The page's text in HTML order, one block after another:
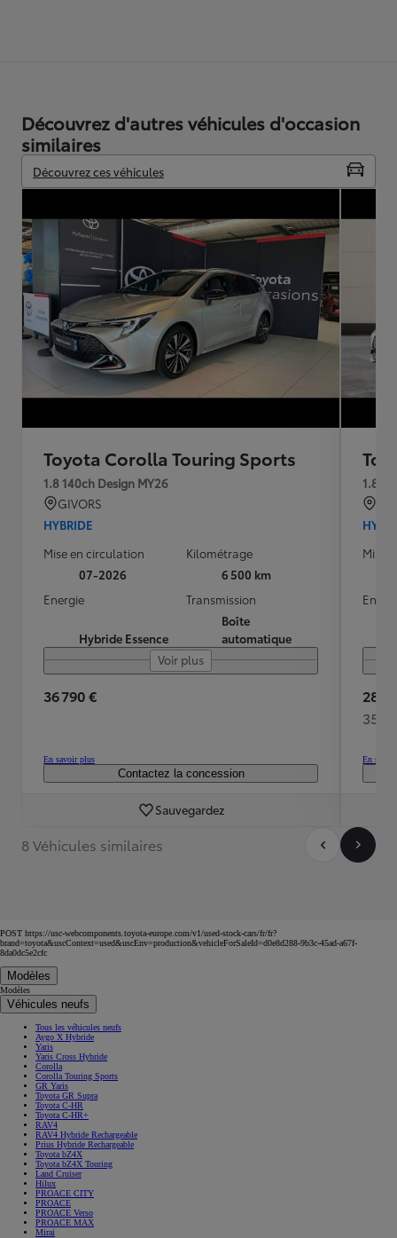
Découvrez d'autres véhicules d'occasion
similaires
Découvrez ces véhicules
Toyota Corolla Touring Sports
1.8 140ch Design MY26
GIVORS
HYBRIDE
Mise en circulation
07-2026
Kilométrage
6 500 km
Energie
Hybride Essence
Transmission
Boîte
automatique
Voir plus
36 790 €
En savoir plus
Contactez la concession
Sauvegardez
1.8
Mise
28
350
En
8 Véhicules similaires
POST https://usc-webcomponents.toyota-europe.com/v1/used-stock-cars/fr/fr?
brand=toyota&uscContext=used&uscEnv=production&vehicleForSaleId=d0e8d288-9b3c-45ad-a67f-
8da0dc5e2cfc
Modèles
Modèles
Véhicules neufs
Tous les véhicules neufs
Aygo X Hybride
Yaris
Yaris Cross Hybride
Corolla
Corolla Touring Sports
GR Yaris
Toyota GR Supra
Toyota C-HR
Toyota C-HR+
RAV4
RAV4 Hybride Rechargeable
Prius Hybride Rechargeable
Toyota bZ4X
Toyota bZ4X Touring
Land Cruiser
Hilux
PROACE CITY
PROACE
PROACE Verso
PROACE MAX
Mirai